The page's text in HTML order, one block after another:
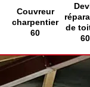
Couvreur
charpentier
60
de
60